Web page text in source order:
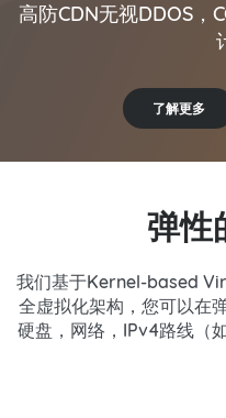
高防CDN无视DDOS，
了解更多
弹性
我们基于Kernel-based
全虚拟化架构，您可以在
硬盘，网络，IPv4路线（